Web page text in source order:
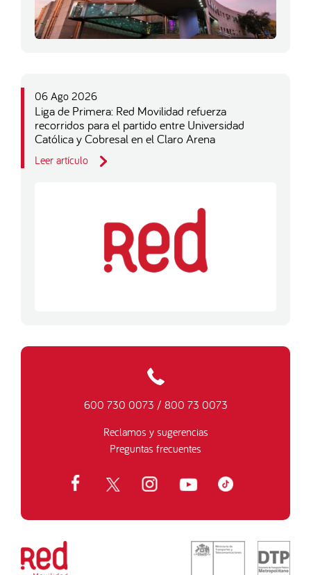
06 Ago 2026
Liga de Primera: Red Movilidad refuerza
recorridos para el partido entre Universidad
Católica y Cobresal en el Claro Arena
Leer artículo
600 730 0073 / 800 73 0073
Reclamos y sugerencias
Preguntas frecuentes